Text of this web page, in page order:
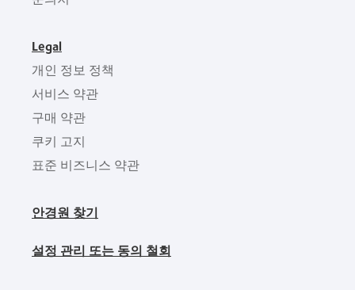
Legal
개인 정보 정책
서비스 약관
구매 약관
쿠키 고지
표준 비즈니스 약관
안경원 찾기
설정 관리 또는 동의 철회